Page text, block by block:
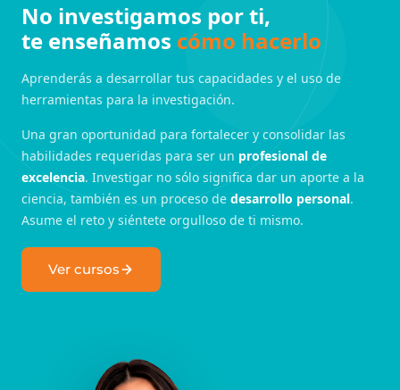
No investigamos por ti,
te enseñamos cómo hacerlo
Aprenderás a desarrollar tus capacidades y el uso de
herramientas para la investigación.
Una gran oportunidad para fortalecer y consolidar las
habilidades requeridas para ser un profesional de
excelencia. Investigar no sólo significa dar un aporte a la
ciencia, también es un proceso de desarrollo personal.
Asume el reto y siéntete orgulloso de ti mismo.
Ver cursos